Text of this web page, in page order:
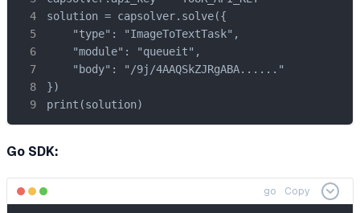
solution = capsolver.solve({
    "type": "ImageToTextTask",
    "module": "queueit",
    "body": "/9j/4AAQSkZJRgABA......"
})
print(solution)
Go SDK:
go Copy